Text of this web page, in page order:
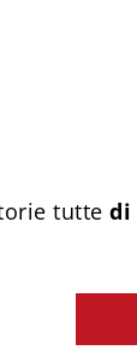
tuttedi